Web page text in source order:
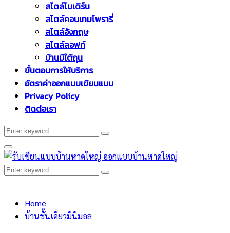
สไตล์โมเดิร์น
สไตล์คอนเทมโพรารี่
สไตล์อังกฤษ
สไตล์ลอฟท์
บ้านมีใต้ถุน
ขั้นตอนการให้บริการ
อัตราค่าออกแบบเขียนแบบ
Privacy Policy
ติดต่อเรา
Search
for:
Search
Primary
Menu
Search
Search
Home
บ้านชั้นเดียวมินิมอล